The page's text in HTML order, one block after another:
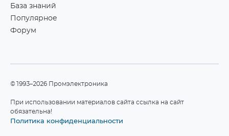
База знаний
Популярное
Форум
©1993–2026 Промэлектроника
При использовании материалов сайта ссылка на сайт
обязательна!
Политика конфиденциальности